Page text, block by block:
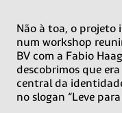
Não à toa, o projeto
num workshop
BV com a Fabio
descobrimos que
central da
no slogan “Leve para